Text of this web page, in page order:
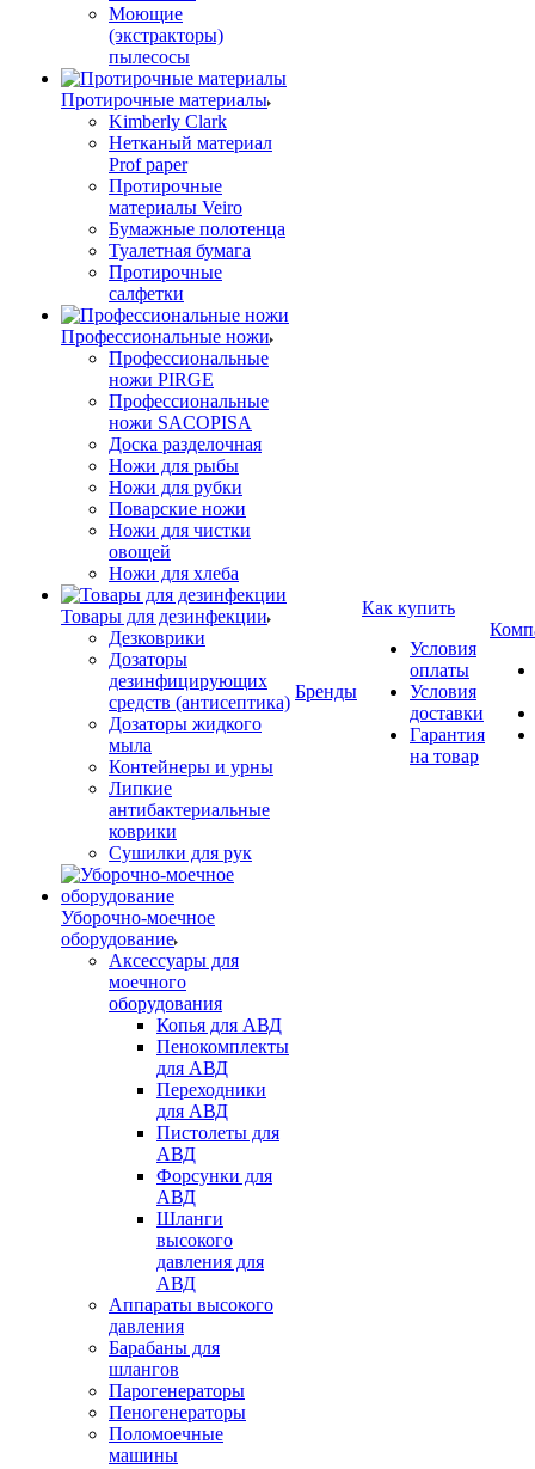
Моющие
(экстракторы)
пылесосы
Протирочные материалы
Kimberly Clark
Нетканый материал
Prof paper
Протирочные
материалы Veiro
Бумажные полотенца
Туалетная бумага
Протирочные
салфетки
Профессиональные ножи
Профессиональные
ножи PIRGE
Профессиональные
ножи SACOPISA
Доска разделочная
Ножи для рыбы
Ножи для рубки
Поварские ножи
Ножи для чистки
овощей
Ножи для хлеба
Товары для дезинфекции
Дезковрики
Дозаторы
дезинфицирующих
средств (антисептика)
Дозаторы жидкого
мыла
Контейнеры и урны
Липкие
антибактериальные
коврики
Сушилки для рук
Уборочно-моечное
оборудование
Аксессуары для
моечного
оборудования
Копья для АВД
Пенокомплекты
для АВД
Переходники
для АВД
Пистолеты для
АВД
Форсунки для
АВД
Шланги
высокого
давления для
АВД
Аппараты высокого
давления
Барабаны для
шлангов
Парогенераторы
Пеногенераторы
Поломоечные
машины
Бренды
Как купить
Условия
оплаты
Условия
доставки
Гарантия
на товар